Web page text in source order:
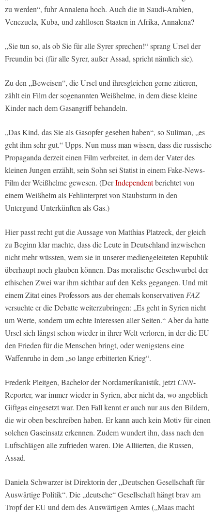
zu werden“, fuhr Annalena hoch. Auch die in Saudi-Arabien,
Venezuela, Kuba, und zahllosen Staaten in Afrika, Annalena?
„Sie tun so, als ob Sie für alle Syrer sprechen!“ sprang Ursel der
Freundin bei (für alle Syrer, außer Assad, spricht nämlich sie).
Zu den „Beweisen“, die Ursel und ihresgleichen gerne zitieren,
zählt ein Film der sogenannten Weißhelme, in dem diese kleine
Kinder nach dem Gasangriff behandeln.
„Das Kind, das Sie als Gasopfer gesehen haben“, so Suliman, „es
geht ihm sehr gut.“ Upps. Nun muss man wissen, dass die russische
Propaganda derzeit einen Film verbreitet, in dem der Vater des
kleinen Jungen erzählt, sein Sohn sei Statist in einem Fake-News-
Film der Weißhelme gewesen. (DerIndependentberichtet von
einem Weißhelm als Fehlinterpret von Staubsturm in den
Untergund-Unterkünften als Gas.)
Hier passt recht gut die Aussage von Matthias Platzeck, der gleich
zu Beginn klar machte, dass die Leute in Deutschland inzwischen
nicht mehr wüssten, wem sie in unserer mediengeleiteten Republik
überhaupt noch glauben können. Das moralische Geschwurbel der
ethischen Zwei war ihm sichtbar auf den Keks gegangen. Und mit
einem Zitat eines Professors aus der ehemals konservativenFAZ
versuchte er die Debatte weiterzubringen: „Es geht in Syrien nicht
um Werte, sondern um echte Interessen aller Seiten.“ Aber da hatte
Ursel sich längst schon wieder in ihrer Welt verloren, in der die EU
den Frieden für die Menschen bringt, oder wenigstens eine
Waffenruhe in dem „so lange erbitterten Krieg“.
Frederik Pleitgen, Bachelor der Nordamerikanistik, jetzt CNN-
Reporter, war immer wieder in Syrien, aber nicht da, wo angeblich
Giftgas eingesetzt war. Den Fall kennt er auch nur aus den Bildern,
die wir oben beschreiben haben. Er kann auch kein Motiv für einen
solchen Gaseinsatz erkennen. Zudem wundert ihn, dass nach den
Luftschlägen alle zufrieden waren. Die Alliierten, die Russen,
Assad.
Daniela Schwarzer ist Direktorin der „Deutschen Gesellschaft für
Auswärtige Politik“. Die „deutsche“ Gesellschaft hängt brav am
Tropf der EU und dem des Auswärtigen Amtes („Maas macht